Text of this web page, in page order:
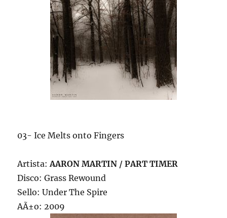
03- Ice Melts onto Fingers
Artista:AARON MARTIN / PART TIMER
Disco: Grass Rewound
Sello: Under The Spire
AÃ±o: 2009